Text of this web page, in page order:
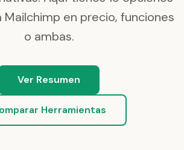
Mailchimp en precio, funciones
o ambas.
Ver Resumen
Herramientas